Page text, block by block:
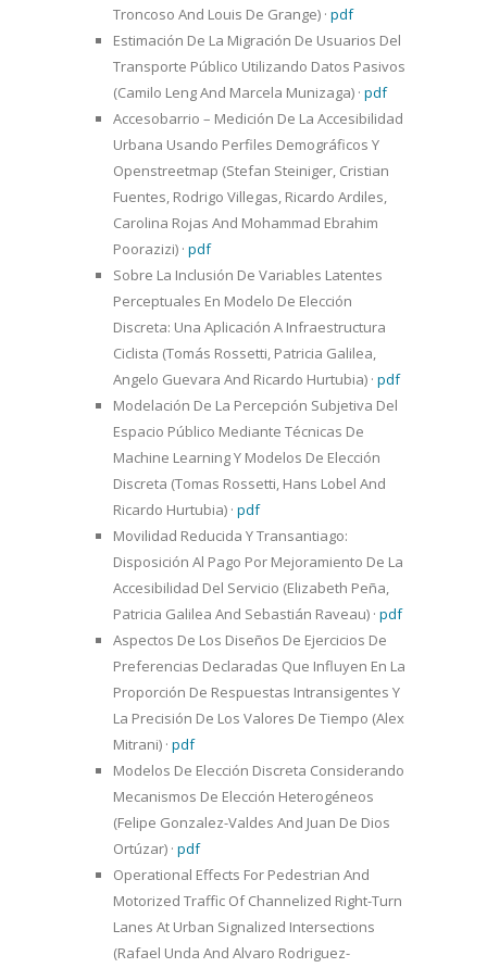
Troncoso And Louis De Grange) · pdf
Estimación De La Migración De Usuarios Del
Transporte Público Utilizando Datos Pasivos
(Camilo Leng And Marcela Munizaga) · pdf
Accesobarrio – Medición De La Accesibilidad
Urbana Usando Perfiles Demográficos Y
Openstreetmap (Stefan Steiniger, Cristian
Fuentes, Rodrigo Villegas, Ricardo Ardiles,
Carolina Rojas And Mohammad Ebrahim
Poorazizi) · pdf
Sobre La Inclusión De Variables Latentes
Perceptuales En Modelo De Elección
Discreta: Una Aplicación A Infraestructura
Ciclista (Tomás Rossetti, Patricia Galilea,
Angelo Guevara And Ricardo Hurtubia) · pdf
Modelación De La Percepción Subjetiva Del
Espacio Público Mediante Técnicas De
Machine Learning Y Modelos De Elección
Discreta (Tomas Rossetti, Hans Lobel And
Ricardo Hurtubia) · pdf
Movilidad Reducida Y Transantiago:
Disposición Al Pago Por Mejoramiento De La
Accesibilidad Del Servicio (Elizabeth Peña,
Patricia Galilea And Sebastián Raveau) · pdf
Aspectos De Los Diseños De Ejercicios De
Preferencias Declaradas Que Influyen En La
Proporción De Respuestas Intransigentes Y
La Precisión De Los Valores De Tiempo (Alex
Mitrani) · pdf
Modelos De Elección Discreta Considerando
Mecanismos De Elección Heterogéneos
(Felipe Gonzalez-Valdes And Juan De Dios
Ortúzar) · pdf
Operational Effects For Pedestrian And
Motorized Traffic Of Channelized Right-Turn
Lanes At Urban Signalized Intersections
(Rafael Unda And Alvaro Rodriguez-